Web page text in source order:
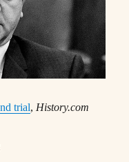
trial,History.com